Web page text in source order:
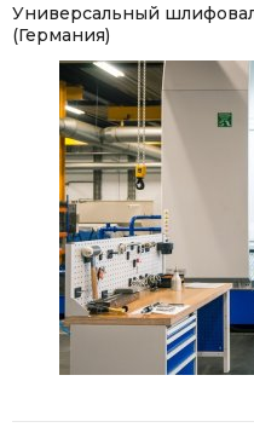
Универсальный
(Германия)